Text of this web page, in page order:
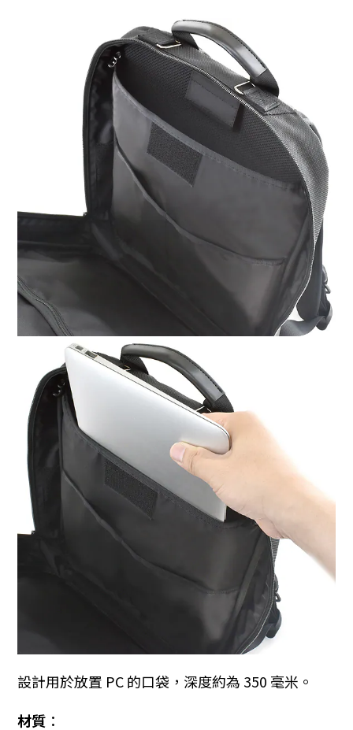
設計用於放置 PC 的口袋，深度約為 350 毫米。
材質︰